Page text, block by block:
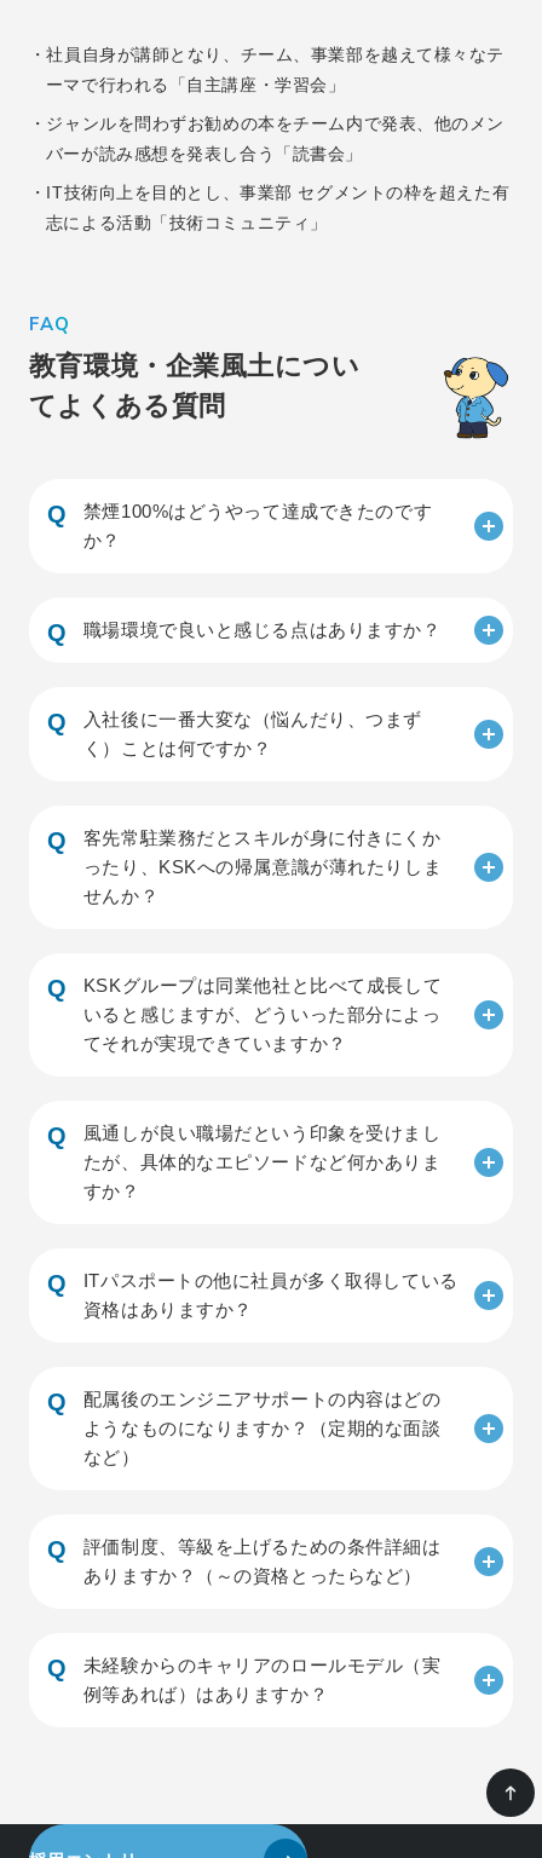
・社員自身が講師となり、チーム、事業部を越えて様々なテ
ーマで行われる「自主講座・学習会」
・ジャンルを問わずお勧めの本をチーム内で発表、他のメン
バーが読み感想を発表し合う「読書会」
・IT技術向上を目的とし、事業部 セグメントの枠を超えた有
志による活動「技術コミュニティ」
FAQ
教育環境・企業風土につい
てよくある質問
禁煙100%はどうやって達成できたのです
か？
職場環境で良いと感じる点はありますか？
入社後に一番大変な（悩んだり、つまず
く）ことは何ですか？
客先常駐業務だとスキルが身に付きにくか
ったり、KSKへの帰属意識が薄れたりしま
せんか？
KSKグループは同業他社と比べて成長して
いると感じますが、どういった部分によっ
てそれが実現できていますか？
風通しが良い職場だという印象を受けまし
たが、具体的なエピソードなど何かありま
すか？
ITパスポートの他に社員が多く取得している
資格はありますか？
配属後のエンジニアサポートの内容はどの
ようなものになりますか？（定期的な面談
など）
評価制度、等級を上げるための条件詳細は
ありますか？（～の資格とったらなど）
未経験からのキャリアのロールモデル（実
例等あれば）はありますか？